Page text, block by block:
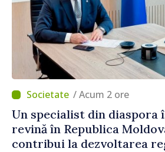
/ Acum 2 ore
Un specialist din diaspora
revină în Republica
contribui la dezvoltarea